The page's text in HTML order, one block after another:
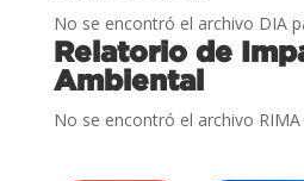
No se encontró el archivo DIA
Relatorio de
Ambiental
No se encontró el archivo